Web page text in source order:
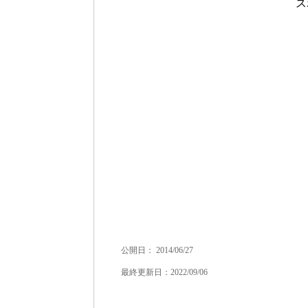
公開日： 2014/06/27
最終更新日：2022/09/06